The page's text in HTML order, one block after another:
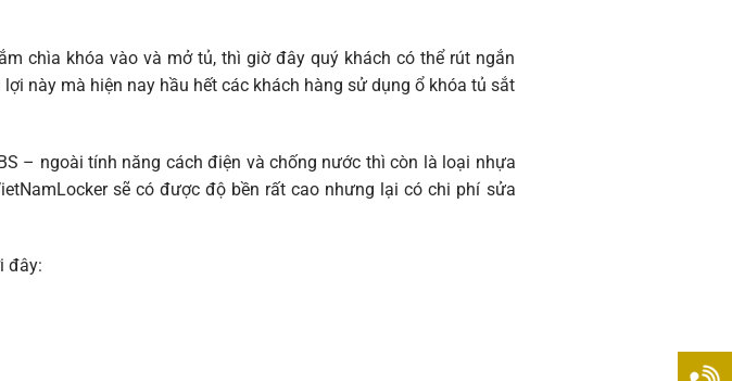
chìa khóa vào và mở tủ, thì giờ đây quý khách có thể rút ngắn
này mà hiện nay hầu hết các khách hàng sử dụng ổ khóa tủ sắt
– ngoài tính năng cách điện và chống nước thì còn là loại nhựa
sẽ có được độ bền rất cao nhưng lại có chi phí sửa
đây: